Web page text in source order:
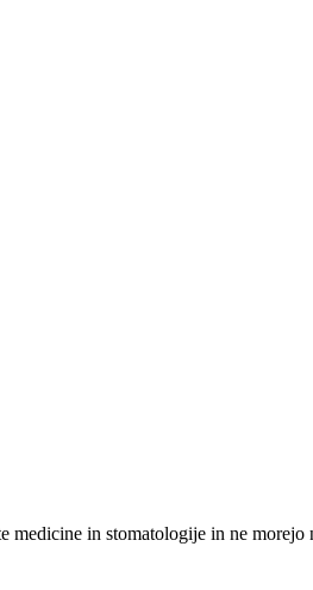
medicine in stomatologije in ne